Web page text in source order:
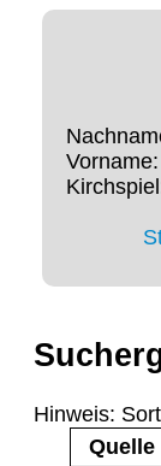
Hinweis:
Quelle